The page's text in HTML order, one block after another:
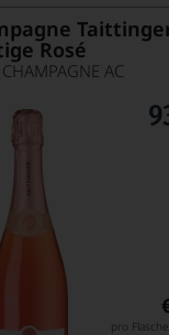
Rosé
AC
pro